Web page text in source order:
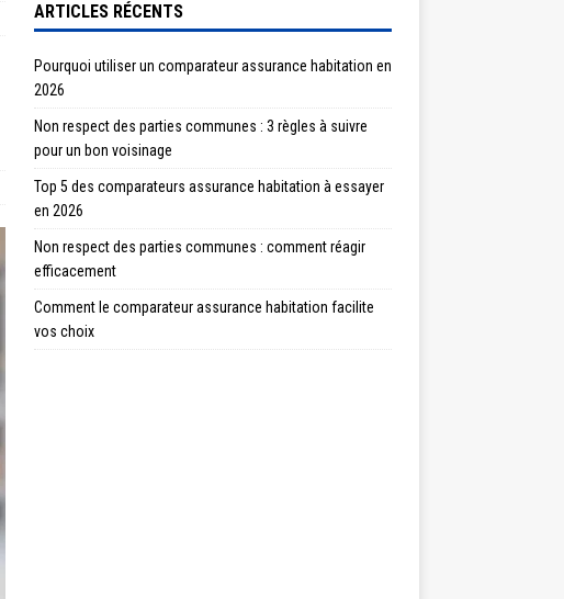
ARTICLES RÉCENTS
Pourquoi utiliser un comparateur assurance habitation en
2026
Non respect des parties communes : 3 règles à suivre
pour un bon voisinage
Top 5 des comparateurs assurance habitation à essayer
en 2026
Non respect des parties communes : comment réagir
efficacement
Comment le comparateur assurance habitation facilite
vos choix